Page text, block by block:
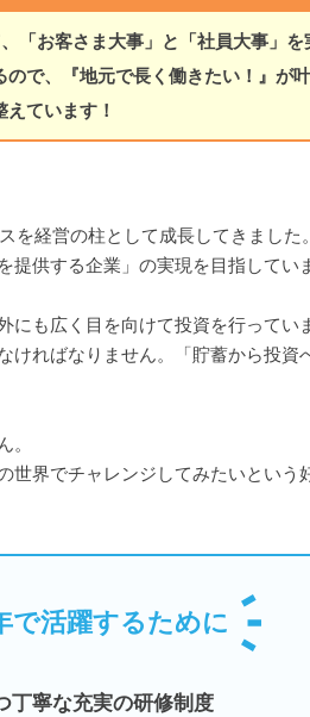
「お客さま大事」と「社員大事」を
で、『地元で長く働きたい！』が叶
ています！
経営の柱として成長してきまし
供する企業」の実現を目指してい
も広く目を向けて投資を行って
ればなりません。「貯蓄から投資
。
界でチャレンジしてみたいとい
で活躍するために
丁寧な充実の研修制度